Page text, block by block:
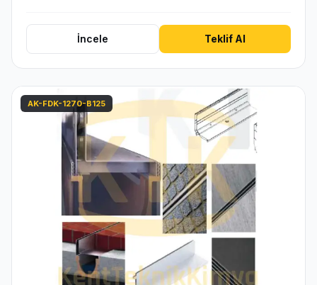
İncele Teklif Al
AK-FDK-1270-B125